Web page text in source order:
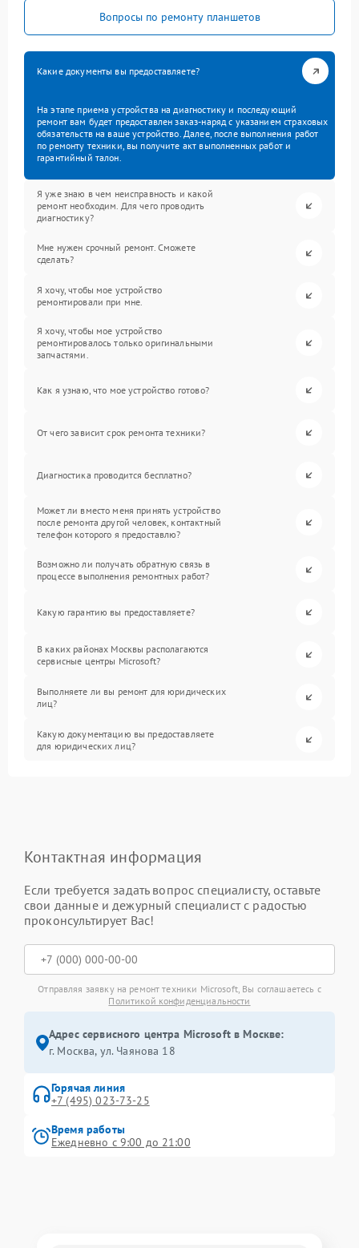
Вопросы по ремонту планшетов
Какие документы вы предоставляете?
На этапе приема устройства на диагностику и последующий
ремонт вам будет предоставлен заказ-наряд с указанием страховых
обязательств на ваше устройство. Далее, после выполнения работ
по ремонту техники, вы получите акт выполненных работ и
гарантийный талон.
Я уже знаю в чем неисправность и какой
ремонт необходим. Для чего проводить
диагностику?
Мне нужен срочный ремонт. Сможете
сделать?
Я хочу, чтобы мое устройство
ремонтировали при мне.
Я хочу, чтобы мое устройство
ремонтировалось только оригинальными
запчастями.
Как я узнаю, что мое устройство готово?
От чего зависит срок ремонта техники?
Диагностика проводится бесплатно?
Может ли вместо меня принять устройство
после ремонта другой человек, контактный
телефон которого я предоставлю?
Возможно ли получать обратную связь в
процессе выполнения ремонтных работ?
Какую гарантию вы предоставляете?
В каких районах Москвы располагаются
сервисные центры Microsoft?
Выполняете ли вы ремонт для юридических
лиц?
Какую документацию вы предоставляете
для юридических лиц?
Контактная информация
Если требуется задать вопрос специалисту, оставьте
свои данные и дежурный специалист с радостью
проконсультирует Вас!
Отправляя заявку на ремонт техники Microsoft, Вы соглашаетесь с
Политикой конфиденциальности
Адрес сервисного центра Microsoft в Москве:
г. Москва, ул. Чаянова 18
Горячая линия
+7 (495) 023-73-25
Время работы
Ежедневно с 9:00 до 21:00